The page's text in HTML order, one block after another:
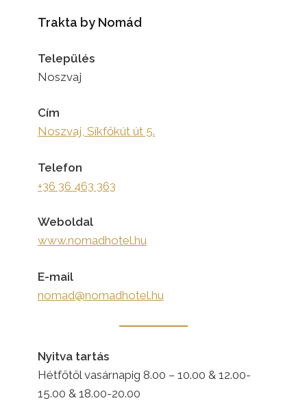
Trakta by Nomád
Település
Noszvaj
Cím
Noszvaj, Síkfőkút út 5.
Telefon
+36 36 463 363
Weboldal
www.nomadhotel.hu
E-mail
nomad@nomadhotel.hu
Nyitva tartás
Hétfőtől vasárnapig 8.00 – 10.00 & 12.00-
15.00 & 18.00-20.00